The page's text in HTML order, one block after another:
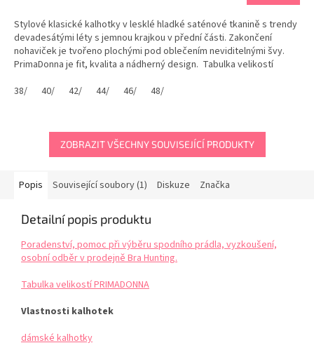
Stylové klasické kalhotky v lesklé hladké saténové tkanině s trendy
devadesátými léty s jemnou krajkou v přední části. Zakončení
nohaviček je tvořeno plochými pod oblečením neviditelnými švy.
PrimaDonna je fit, kvalita a nádherný design. Tabulka velikostí
38/
40/ 42/ 44/ 46/ 48/
ZOBRAZIT VŠECHNY SOUVISEJÍCÍ PRODUKTY
Popis Související soubory (1) Diskuze Značka
Detailní popis produktu
Poradenství, pomoc při výběru spodního prádla, vyzkoušení,
osobní odběr v prodejně Bra Hunting.
Tabulka velikostí PRIMADONNA
Vlastnosti kalhotek
dámské kalhotky